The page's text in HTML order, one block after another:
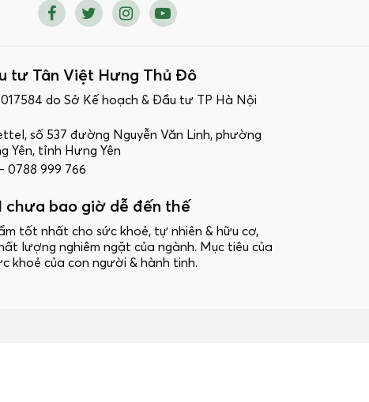
tư Tân Việt Hưng Thủ Đô
do Sở Kế hoạch & Đầu tư TP Hà Nội
số 537 đường Nguyễn Văn Linh, phường
Yên, tỉnh Hưng Yên
0788 999 766
chưa bao giờ dễ đến thế
tốt nhất cho sức khoẻ, tự nhiên & hữu cơ,
lượng nghiêm ngặt của ngành. Mục tiêu của
khoẻ của con người & hành tinh.